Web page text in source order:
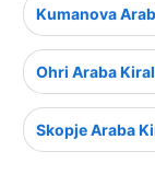
Kumanova
Ohri Araba
Skopje Araba